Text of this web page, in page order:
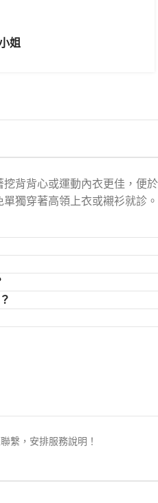
姐
背背心或運動內衣更佳，便於
獨穿著高領上衣或襯衫就診。
繫，安排服務說明！